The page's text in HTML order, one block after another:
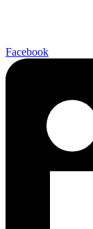
Facebook